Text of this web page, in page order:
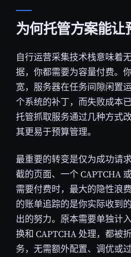
为何托管方案能让
自行运营采集技术栈意味着
据，你都需要为容量付费。
宽，服务器在任务间隙闲置
个系统的补丁，而失败成本
托管抓取服务通过几种方式
其更易于预算管理。
最重要的转变是仅为成功请
截的页面、一个 CAPTCHA
需要付费时，最大的隐性浪
的账单追踪的是你实际收到
出的努力。原本需要单独计
换和 CAPTCHA 处理，都被
务，无需额外配置、调优或